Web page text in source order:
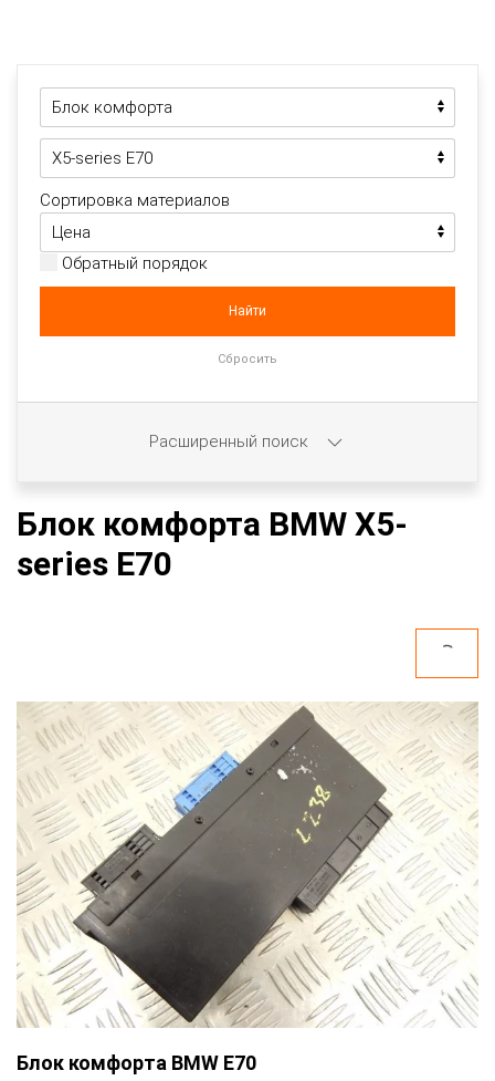
Блок комфорта BMW X5-
series E70
Блок комфорта BMW E70
Сортировка материалов
Обратный порядок
Расширенный поиск